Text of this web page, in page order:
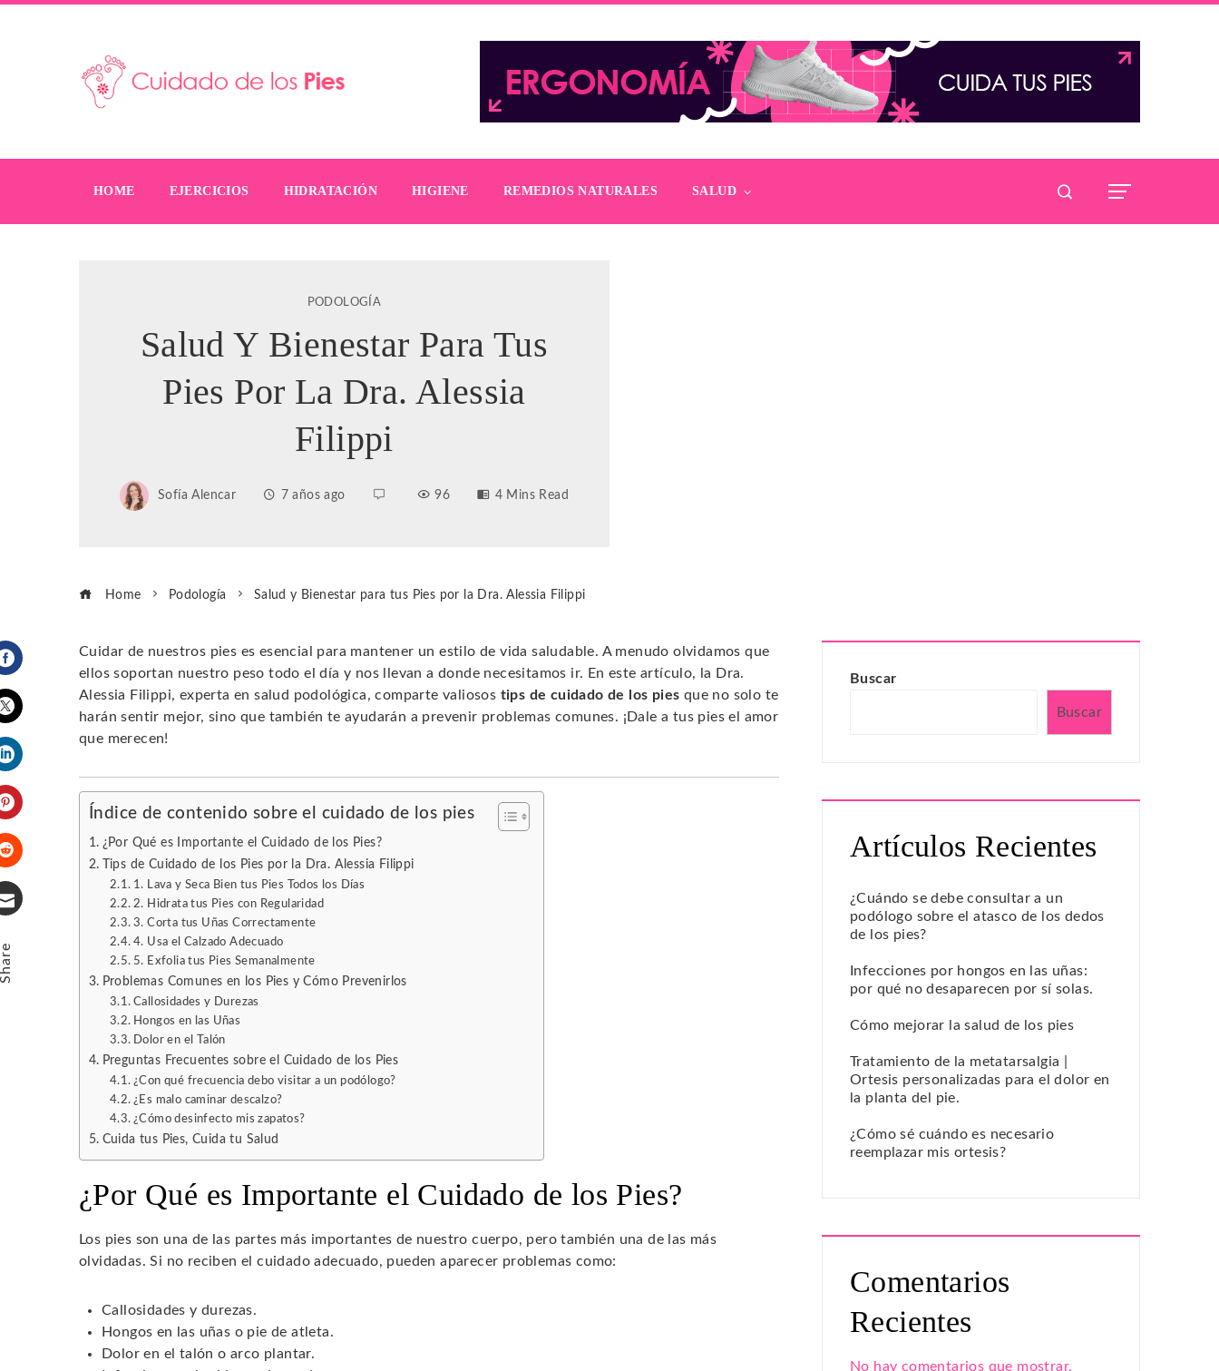
HOME EJERCICIOS HIDRATACIÓN HIGIENE REMEDIOS NATURALES SALUD
PODOLOGÍA
Salud Y Bienestar Para Tus
Pies Por La Dra. Alessia
Filippi
Sofía Alencar 7 años ago 96 4 Mins Read
Home Podología Salud y Bienestar para tus Pies por la Dra. Alessia Filippi
Facebook
Twitter
LinkedIn
Pinterest
Stumbleupon
Cuidar de nuestros pies es esencial para mantener un estilo de vida saludable. A menudo olvidamos que
ellos soportan nuestro peso todo el día y nos llevan a donde necesitamos ir. En este artículo, la Dra.
Alessia Filippi, experta en salud podológica, comparte valiosos tips de cuidado de los pies que no solo te
harán sentir mejor, sino que también te ayudarán a prevenir problemas comunes. ¡Dale a tus pies el amor
que merecen!
Índice de contenido sobre el cuidado de los pies
¿Por Qué es Importante el Cuidado de los Pies?
Tips de Cuidado de los Pies por la Dra. Alessia Filippi
1. Lava y Seca Bien tus Pies Todos los Días
2. Hidrata tus Pies con Regularidad
3. Corta tus Uñas Correctamente
4. Usa el Calzado Adecuado
5. Exfolia tus Pies Semanalmente
Problemas Comunes en los Pies y Cómo Prevenirlos
Callosidades y Durezas
Hongos en las Uñas
Dolor en el Talón
Preguntas Frecuentes sobre el Cuidado de los Pies
¿Con qué frecuencia debo visitar a un podólogo?
¿Es malo caminar descalzo?
¿Cómo desinfecto mis zapatos?
Cuida tus Pies, Cuida tu Salud
¿Por Qué es Importante el Cuidado de los Pies?
Los pies son una de las partes más importantes de nuestro cuerpo, pero también una de las más
olvidadas. Si no reciben el cuidado adecuado, pueden aparecer problemas como:
Callosidades y durezas.
Hongos en las uñas o pie de atleta.
Dolor en el talón o arco plantar.
Buscar
Buscar
Artículos Recientes
¿Cuándo se debe consultar a un
podólogo sobre el atasco de los dedos
de los pies?
Infecciones por hongos en las uñas:
por qué no desaparecen por sí solas.
Cómo mejorar la salud de los pies
Tratamiento de la metatarsalgia |
Ortesis personalizadas para el dolor en
la planta del pie.
¿Cómo sé cuándo es necesario
reemplazar mis ortesis?
Comentarios
Recientes
No hay comentarios que mostrar.